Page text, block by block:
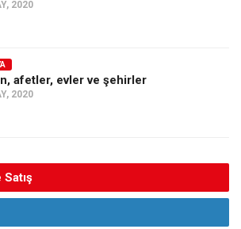
2020
afetler, evler ve şehirler
2020